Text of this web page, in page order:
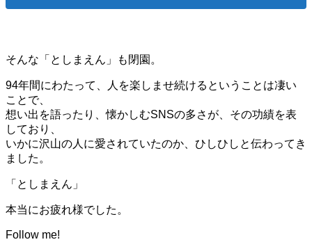
そんな「としまえん」も閉園。
94年間にわたって、人を楽しませ続けるということは凄い
ことで、
想い出を語ったり、懐かしむSNSの多さが、その功績を表
しており、
いかに沢山の人に愛されていたのか、ひしひしと伝わってき
ました。
「としまえん」
本当にお疲れ様でした。
Follow me!